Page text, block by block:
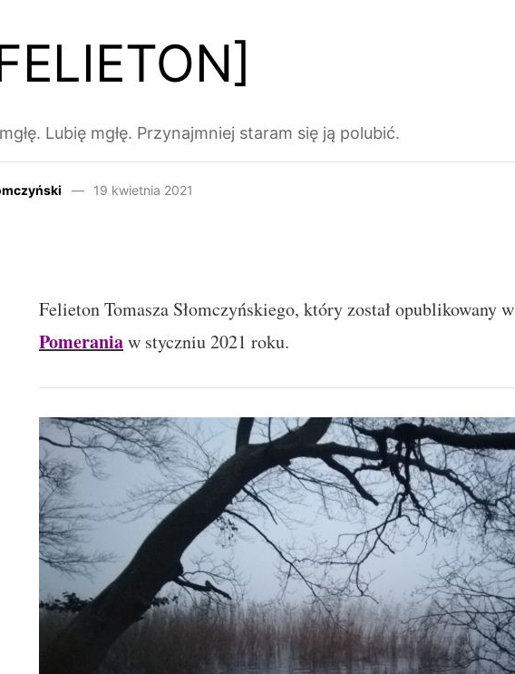
Lubię mgłę. Przynajmniej staram się ją polubić.
19 kwietnia 2021
Felieton Tomasza Słomczyńskiego, który został opublikowany w
Pomeraniaw styczniu 2021 roku.